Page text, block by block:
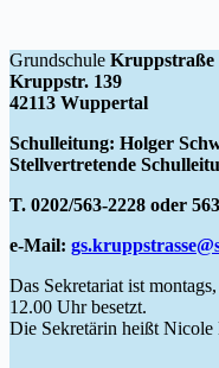
Grundschule Kruppstraße
Kruppstr. 139
42113 Wuppertal
Schulleitung: Holger
Stellvertretende
T. 0202/563-2228 oder
e-Mail:
Das Sekretariat ist
12.00 Uhr besetzt.
Die Sekretärin heißt Nicole